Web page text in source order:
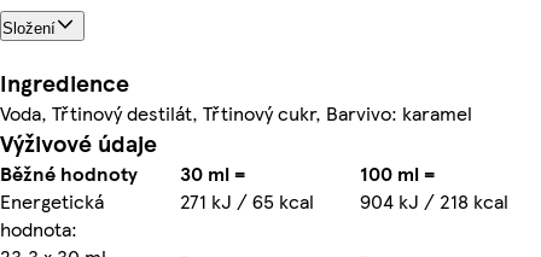
Složení
Ingredience
Voda, Třtinový destilát, Třtinový cukr, Barvivo: karamel
Výživové údaje
Běžné hodnoty 30 ml =
100 ml =
Energetická
hodnota:
271 kJ / 65 kcal
904 kJ / 218 kcal